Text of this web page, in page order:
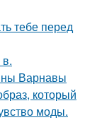
тебе перед
Варнавы
который
моды.